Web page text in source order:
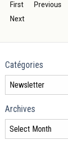
First Previous
Next
Catégories
Archives